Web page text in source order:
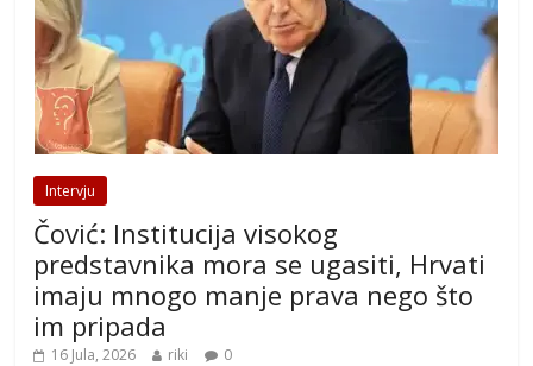
Intervju
Čović: Institucija visokog
predstavnika mora se ugasiti, Hrvati
imaju mnogo manje prava nego što
im pripada
16 Jula, 2026 riki 0